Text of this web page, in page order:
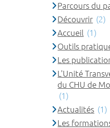
Parcours du
Découvrir (2)
Accueil (1)
Outils
Les
L'Unité
du CHU de
(1)
Actualités (1)
Les